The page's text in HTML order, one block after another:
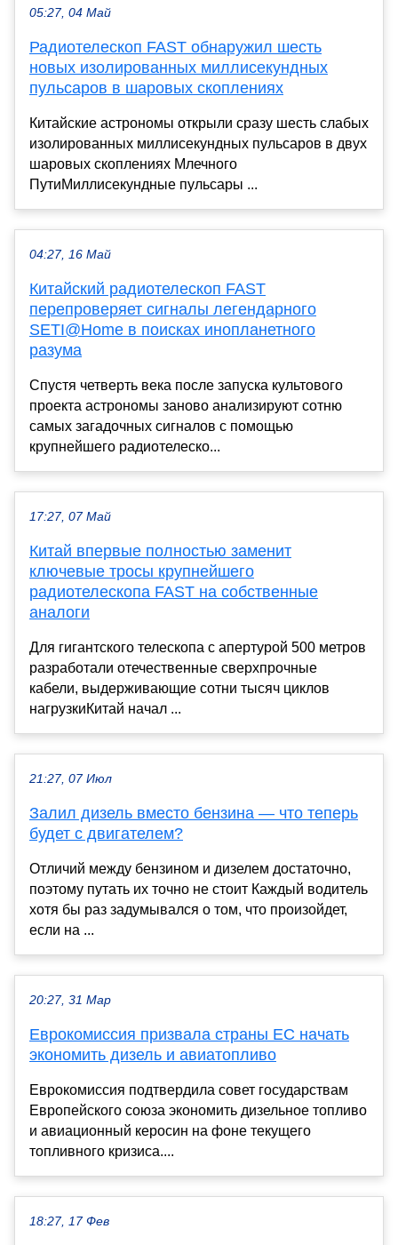
05:27, 04 Май
Радиотелескоп FAST обнаружил шесть
новых изолированных миллисекундных
пульсаров в шаровых скоплениях
Китайские астрономы открыли сразу шесть слабых
изолированных миллисекундных пульсаров в двух
шаровых скоплениях Млечного
ПутиМиллисекундные пульсары ...
04:27, 16 Май
Китайский радиотелескоп FAST
перепроверяет сигналы легендарного
SETI@Home в поисках инопланетного
разума
Спустя четверть века после запуска культового
проекта астрономы заново анализируют сотню
самых загадочных сигналов с помощью
крупнейшего радиотелеско...
17:27, 07 Май
Китай впервые полностью заменит
ключевые тросы крупнейшего
радиотелескопа FAST на собственные
аналоги
Для гигантского телескопа с апертурой 500 метров
разработали отечественные сверхпрочные
кабели, выдерживающие сотни тысяч циклов
нагрузкиКитай начал ...
21:27, 07 Июл
Залил дизель вместо бензина — что теперь
будет с двигателем?
Отличий между бензином и дизелем достаточно,
поэтому путать их точно не стоит Каждый водитель
хотя бы раз задумывался о том, что произойдет,
если на ...
20:27, 31 Мар
Еврокомиссия призвала страны ЕС начать
экономить дизель и авиатопливо
Еврокомиссия подтвердила совет государствам
Европейского союза экономить дизельное топливо
и авиационный керосин на фоне текущего
топливного кризиса....
18:27, 17 Фев